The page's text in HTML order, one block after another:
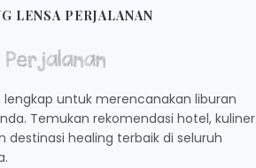
KABUPATEN
SUDAH
TAHUKAH?
LENSA PERJALANAN
lengkap untuk merencanakan liburan
Temukan rekomendasi hotel, kuliner
destinasi healing terbaik di seluruh